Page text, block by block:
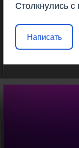
Столкнулись
Написать